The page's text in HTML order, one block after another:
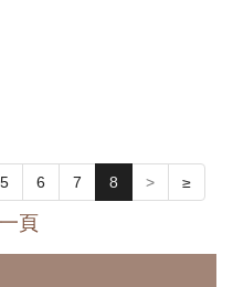
5 6 7 8 > ≥
頁